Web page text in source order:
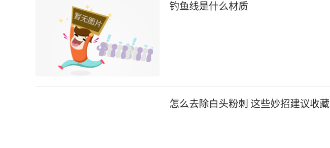
钓鱼线是什么材质
怎么去除白头粉刺 这些妙招建议收藏